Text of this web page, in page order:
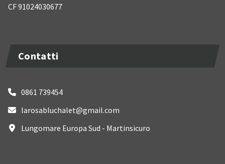
CF 91024030677
Contatti
0861 739454
larosabluchalet@gmail.com
Lungomare Europa Sud - Martinsicuro